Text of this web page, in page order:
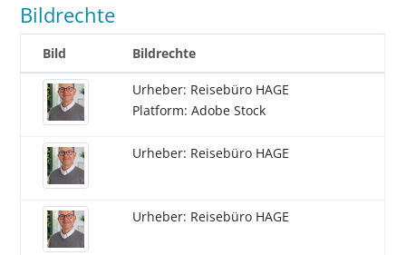
Bildrechte
Bild Bildrechte
Urheber: Reisebüro HAGE
Platform: Adobe Stock
Urheber: Reisebüro HAGE
Urheber: Reisebüro HAGE